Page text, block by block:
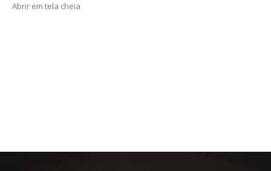
Abrir em tela cheia